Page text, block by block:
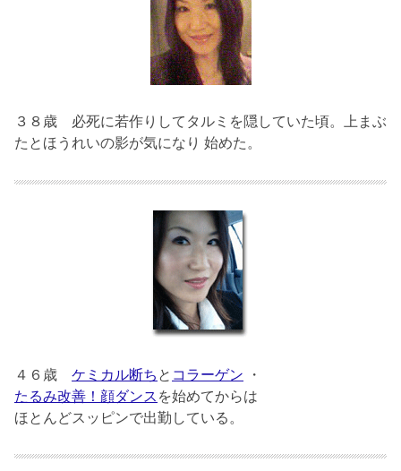
３８歳 必死に若作りしてタルミを隠していた頃。上まぶ
たとほうれいの影が気になり 始めた。
４６歳 ケミカル断ち と コラーゲン ・
たるみ改善！顔ダンス を始めてからは
ほとんどスッピンで出勤している。